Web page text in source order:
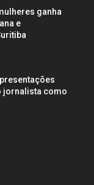
ganha
e
jornalista como